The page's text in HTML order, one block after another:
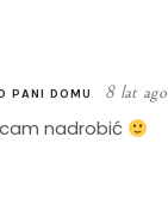
PANI DOMU 8 lat ago
nadrobić